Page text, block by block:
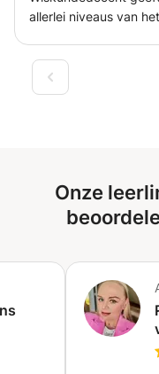
allerlei niveaus van
knie krijgt. Wiskunde
veel voldoening als
Onze